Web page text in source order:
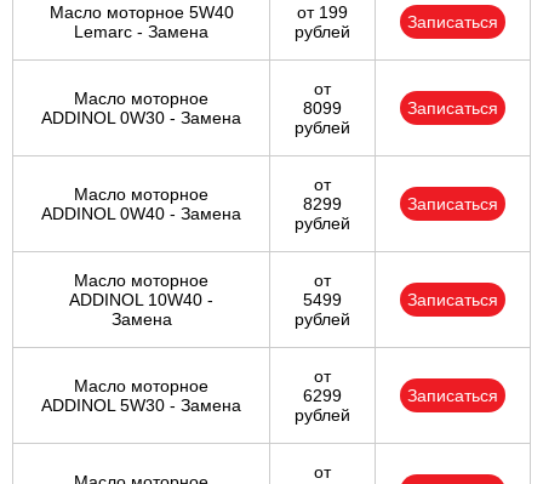
Масло моторное 5W40
Lemarc - Замена
от 199
рублей
Записаться
Масло моторное
ADDINOL 0W30 - Замена
от
8099
рублей
Записаться
Масло моторное
ADDINOL 0W40 - Замена
от
8299
рублей
Записаться
Масло моторное
ADDINOL 10W40 -
Замена
от
5499
рублей
Записаться
Масло моторное
ADDINOL 5W30 - Замена
от
6299
рублей
Записаться
от